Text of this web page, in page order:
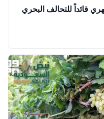
قائداً للتحالف البحري